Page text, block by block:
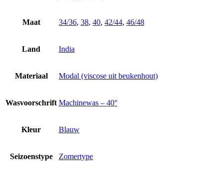
Maat 34/36, 38, 40, 42/44, 46/48
Land India
Materiaal Modal (viscose uit beukenhout)
Wasvoorschrift Machinewas – 40°
Kleur Blauw
Seizoenstype Zomertype